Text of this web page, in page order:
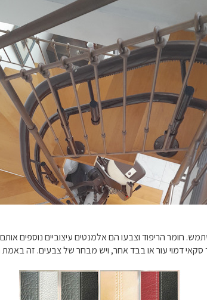
חומר הריפוד וצבעו הם אלמנטים עיצוביים נוספים
דמוי עור או בבד אחר, ויש מבחר של צבעים. זה